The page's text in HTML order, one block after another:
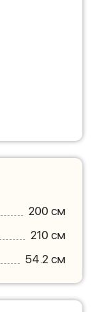
200 см
210 см
54.2 см